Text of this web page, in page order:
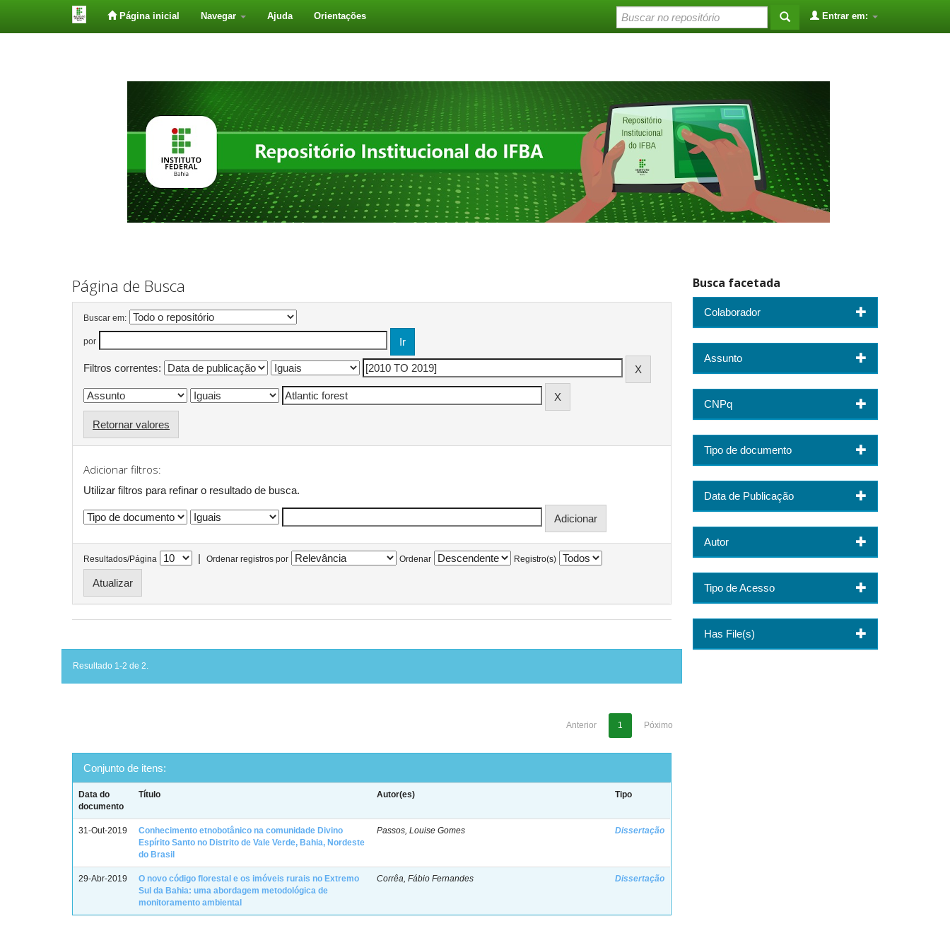
Página inicial Navegar Ajuda Orientações Entrar em:
Página de Busca
Buscar em:
por
Filtros correntes:
Retornar valores
Adicionar filtros:
Utilizar filtros para refinar o resultado de busca.
Resultados/Página | Ordenar registros por Ordenar Registro(s)
Resultado 1-2 de 2.
Anterior 1 Póximo
Conjunto de itens:
Data do
documento
Título Autor(es) Tipo
31-Out-2019
Conhecimento etnobotânico na comunidade Divino
Espírito Santo no Distrito de Vale Verde, Bahia, Nordeste
do Brasil
Passos, Louise Gomes Dissertação
29-Abr-2019
O novo código florestal e os imóveis rurais no Extremo
Sul da Bahia: uma abordagem metodológica de
monitoramento ambiental
Corrêa, Fábio Fernandes Dissertação
Busca facetada
Colaborador
Assunto
CNPq
Tipo de documento
Data de Publicação
Autor
Tipo de Acesso
Has File(s)